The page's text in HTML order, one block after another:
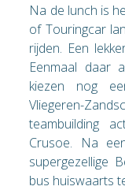
Na de lunch is
of Touringcar
rijden. Een
Eenmaal daar
kiezen nog
Vliegeren-
teambuilding
Crusoe. Na
supergezellige
bus huiswaarts